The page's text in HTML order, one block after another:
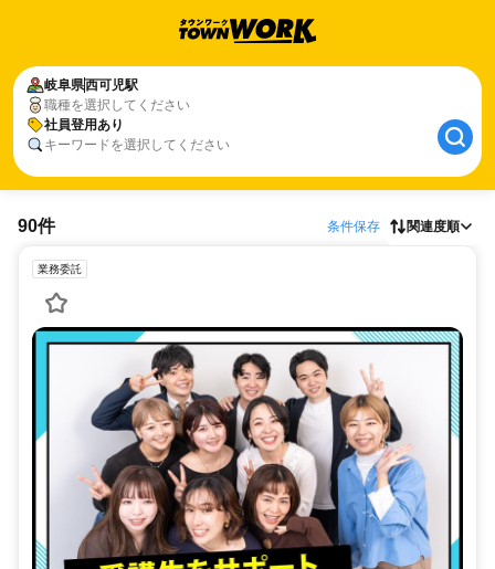
岐阜県西可児駅
職種を選択してください
社員登用あり
キーワードを選択してください
90件 条件保存 関連度順
業務委託